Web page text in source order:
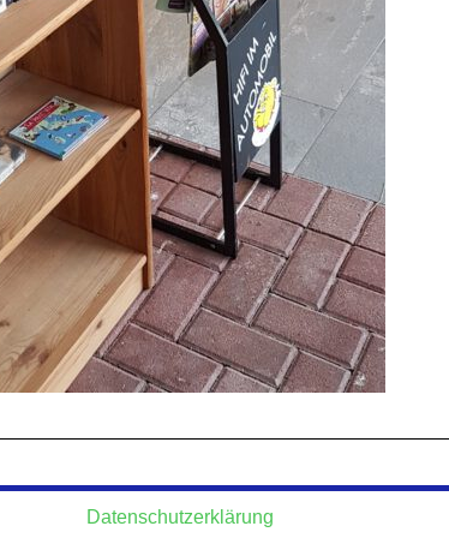
Datenschutzerklärung